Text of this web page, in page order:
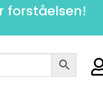
forståelsen!